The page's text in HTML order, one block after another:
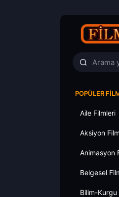
POPÜLER
Aile Filmleri
Aksiyon
Animasyon
Belgesel
Bilim-Kurgu